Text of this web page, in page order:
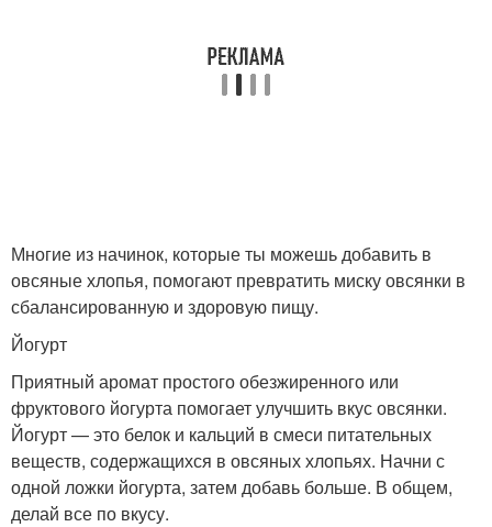
Многие из начинок, которые ты можешь добавить в
овсяные хлопья, помогают превратить миску овсянки в
сбалансированную и здоровую пищу.
Йогурт
Приятный аромат простого обезжиренного или
фруктового йогурта помогает улучшить вкус овсянки.
Йогурт — это белок и кальций в смеси питательных
веществ, содержащихся в овсяных хлопьях. Начни с
одной ложки йогурта, затем добавь больше. В общем,
делай все по вкусу.